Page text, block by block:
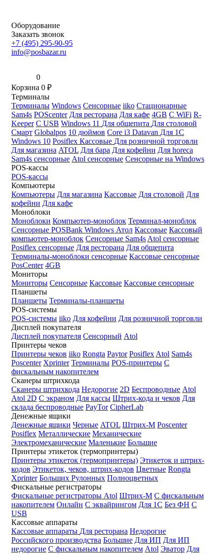
Оборудование
Заказать звонок
+7 (495) 295-90-95
info@posbazar.ru
0
Корзина 0 ₽
Терминалы
Терминалы Windows Сенсорные iiko Стационарные
Sam4s POScenter Для ресторана Для кафе 4GB С WiFi R-
Keeper С USB Windows 11 Для общепита Для столовой
Смарт Globalpos 10 дюймов Core i3 Datavan Для 1С
Windows 10 Posiflex Кассовые Для розничной торговли
Для магазина ATOL Для бара Для кофейни Для horeca
Sam4s сенсорные Atol сенсорные Сенсорные на Windows
POS-кассы
POS-кассы
Компьютеры
Компьютеры Для магазина Кассовые Для столовой Для
кофейни Для кафе
Моноблоки
Моноблоки Компьютер-моноблок Терминал-моноблок
Сенсорные POSBank Windows Атол Кассовые Кассовый
компьютер-моноблок Сенсорные Sam4s Atol сенсорные
Posiflex сенсорные Для ресторана Для общепита
Терминалы-моноблоки сенсорные Кассовые сенсорные
PosCenter 4GB
Мониторы
Мониторы Сенсорные Кассовые Кассовые сенсорные
Планшеты
Планшеты Терминалы-планшеты
POS-системы
POS-системы iiko Для кофейни Для розничной торговли
Дисплей покупателя
Дисплей покупателя Сенсорный Atol
Принтеры чеков
Принтеры чеков iiko Rongta Paytor Posiflex Atol Sam4s
Poscenter Xprinter Терминалы POS-принтеры С
фискальным накопителем
Сканеры штрихкода
Сканеры штрихкода Недорогие 2D Беспроводные Atol
Atol 2D С экраном Для кассы Штрих-кода и чеков Для
склада беспроводные PayTor CipherLab
Денежные ящики
Денежные ящики Черные ATOL Штрих-М Poscenter
Posiflex Металлические Механические
Электромеханические Маленькие Большие
Принтеры этикеток (термопринтеры)
Принтеры этикеток (термопринтеры) Этикеток и штрих-
кодов Этикеток, чеков, штрих-кодов Цветные Rongta
Xprinter Больших Рулонных Полноцветных
Фискальные регистраторы
Фискальные регистраторы Atol Штрих-М С фискальным
накопителем Онлайн С эквайрингом Для 1С Без ФН С
USB
Кассовые аппараты
Кассовые аппараты Для ресторана Недорогие
Российского производства Большие Для ИП Для ИП
недорогие С фискальным накопителем Atol Эватор Для